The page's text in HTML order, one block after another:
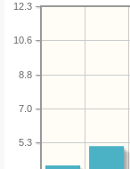
5.3
7.0
8.8
10.6
12.3